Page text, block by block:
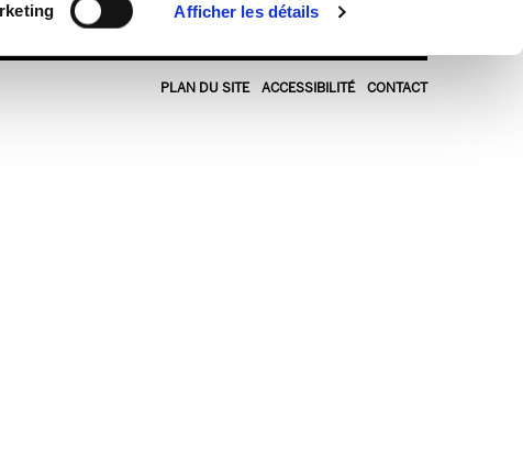
Afficher les détails
PLAN DU SITE ACCESSIBILITÉ CONTACT